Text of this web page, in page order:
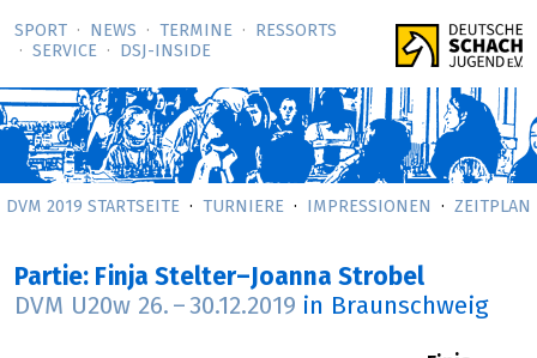
SPORT NEWS TERMINE
RESSORTS
SERVICE
DSJ-­INSIDE
DVM 2019 STARTSEITE TURNIERE IMPRESSIONEN ZEITPLAN
Partie: Finja Stelter–Joanna Strobel
DVM U20w 26. – 30.12.2019 in Braunschweig